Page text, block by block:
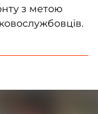
з метою